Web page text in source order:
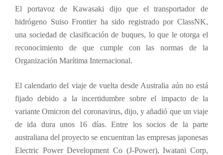
El portavoz de Kawasaki dijo que el transportador de
hidrógeno Suiso Frontier ha sido registrado por ClassNK,
una sociedad de clasificación de buques, lo que le otorga el
reconocimiento de que cumple con las normas de la
Organización Marítima Internacional.
El calendario del viaje de vuelta desde Australia aún no está
fijado debido a la incertidumbre sobre el impacto de la
variante Omicron del coronavirus, dijo, y añadió que un viaje
de ida dura unos 16 días. Entre los socios de la parte
australiana del proyecto se encuentran las empresas japonesas
Electric Power Development Co (J-Power), Iwatani Corp,